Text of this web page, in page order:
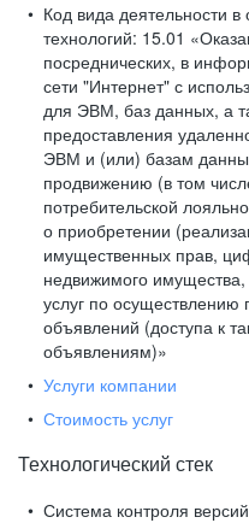
Код вида деятельности
технологий: 15.01
посреднических, в
сети "Интернет" с
для ЭВМ, баз данных, а
предоставления
ЭВМ и (или) базам
продвижению (в том
потребительской
о приобретении
имущественных прав,
недвижимого
услуг по осуществлению
объявлений (доступа к
объявлениям)»
Услуги компании
Стоимость услуг
Технологический стек
Система контроля